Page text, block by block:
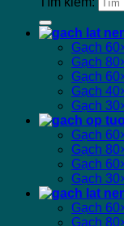
Gạch
Gạch
Gạch
Gạch
Gạch
Gạch
Gạch
Gạch
Gạch
Gạch
Gạch